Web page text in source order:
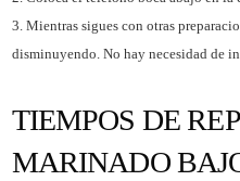
Mientras sigues con otras
disminuyendo. No hay necesidad de
TIEMPOS DE
MARINADO